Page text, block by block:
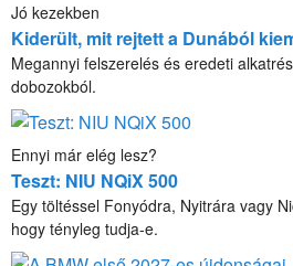
Jó kezekben
Kiderült, mit rejtett a Dunából
Megannyi felszerelés és eredeti
dobozokból.
Ennyi már elég lesz?
Teszt: NIU NQiX 500
Egy töltéssel Fonyódra, Nyitrára vagy
hogy tényleg tudja-e.